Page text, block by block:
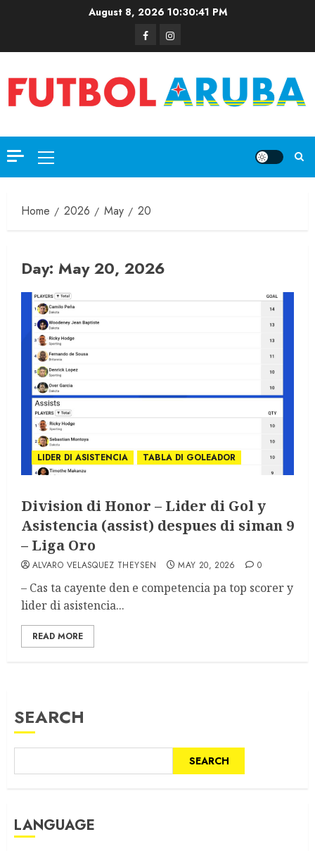
August 8, 2026 10:30:41 PM
Home 2026 May 20
Day: May 20, 2026
LIDER DI ASISTENCIA TABLA DI GOLEADOR
Division di Honor – Lider di Gol y
Asistencia (assist) despues di siman 9
– Liga Oro
ALVARO VELASQUEZ THEYSEN MAY 20, 2026 0
– Cas ta cayente den e competencia pa top scorer y
lider di asistencia...
READ MORE
SEARCH
SEARCH
LANGUAGE